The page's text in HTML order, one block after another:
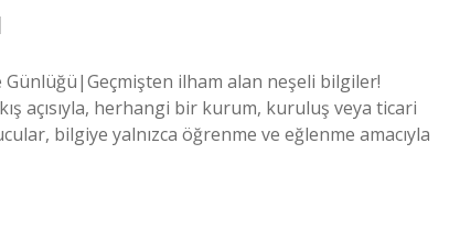
ilham alan neşeli bilgiler!
açısıyla, herhangi bir kurum, kuruluş veya ticari
bilgiye yalnızca öğrenme ve eğlenme amacıyla